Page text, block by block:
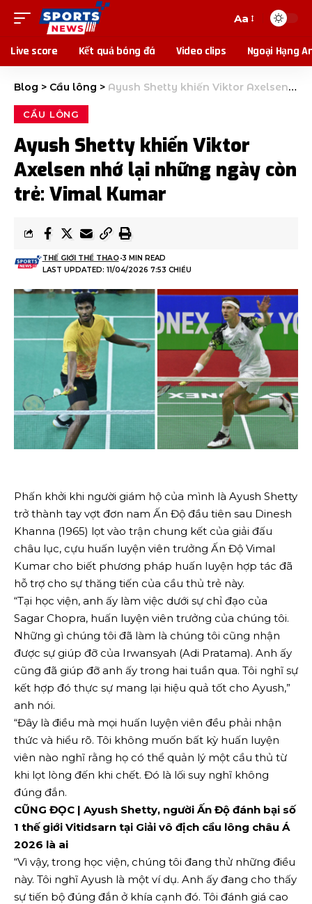
Aa
Live score Kết quả bóng đá Video clips Ngoại Hạng
Blog > Cầu lông > Ayush Shetty khiến Viktor Axelsen nhớ lại những ngày còn trẻ: Vimal Kumar
CẦU LÔNG
Ayush Shetty khiến Viktor
Axelsen nhớ lại những ngày còn
trẻ: Vimal Kumar
LAST UPDATED: 11/04/2026 7:53 CHIỀU
THẾ GIỚI THỂ THAO 3 MIN READ
Phấn khởi khi người giám hộ của mình là Ayush Shetty
trở thành tay vợt đơn nam Ấn Độ đầu tiên sau Dinesh
Khanna (1965) lọt vào trận chung kết của giải đấu
châu lục, cựu huấn luyện viên trưởng Ấn Độ Vimal
Kumar cho biết phương pháp huấn luyện hợp tác đã
hỗ trợ cho sự thăng tiến của cầu thủ trẻ này.
“Tại học viện, anh ấy làm việc dưới sự chỉ đạo của
Sagar Chopra, huấn luyện viên trưởng của chúng tôi.
Những gì chúng tôi đã làm là chúng tôi cũng nhận
được sự giúp đỡ của Irwansyah (Adi Pratama). Anh ấy
cũng đã giúp đỡ anh ấy trong hai tuần qua. Tôi nghĩ sự
kết hợp đó thực sự mang lại hiệu quả tốt cho Ayush,”
anh nói.
“Đây là điều mà mọi huấn luyện viên đều phải nhận
thức và hiểu rõ. Tôi không muốn bất kỳ huấn luyện
viên nào nghĩ rằng họ có thể quản lý một cầu thủ từ
khi lọt lòng đến khi chết. Đó là lối suy nghĩ không
đúng đắn.
CŨNG ĐỌC | Ayush Shetty, người Ấn Độ đánh bại số
1 thế giới Vitidsarn tại Giải vô địch cầu lông châu Á
2026 là ai
“Vì vậy, trong học viện, chúng tôi đang thử những điều
này. Tôi nghĩ Ayush là một ví dụ. Anh ấy đang cho thấy
sự tiến bộ đúng đắn ở khía cạnh đó. Tôi đánh giá cao